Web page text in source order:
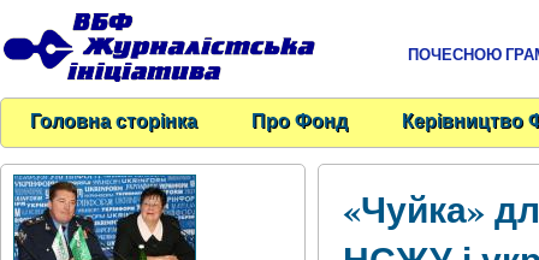
ПОЧЕСНОЮ
Головна сторінка Про Фонд Керівництво
«Чуйка»